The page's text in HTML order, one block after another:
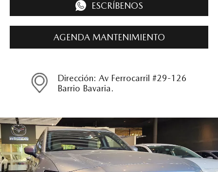
ESCRÍBENOS
AGENDA MANTENIMIENTO
Dirección: Av Ferrocarril #29-126
Barrio Bavaria.